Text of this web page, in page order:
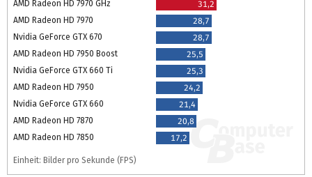
AMD Radeon HD 7970 GHz
31,2
AMD Radeon HD 7970
28,7
Nvidia GeForce GTX 670
28,7
AMD Radeon HD 7950 Boost
25,5
Nvidia GeForce GTX 660 Ti
25,3
AMD Radeon HD 7950
24,2
Nvidia GeForce GTX 660
21,4
AMD Radeon HD 7870
20,8
AMD Radeon HD 7850
17,2
Einheit: Bilder pro Sekunde (FPS)